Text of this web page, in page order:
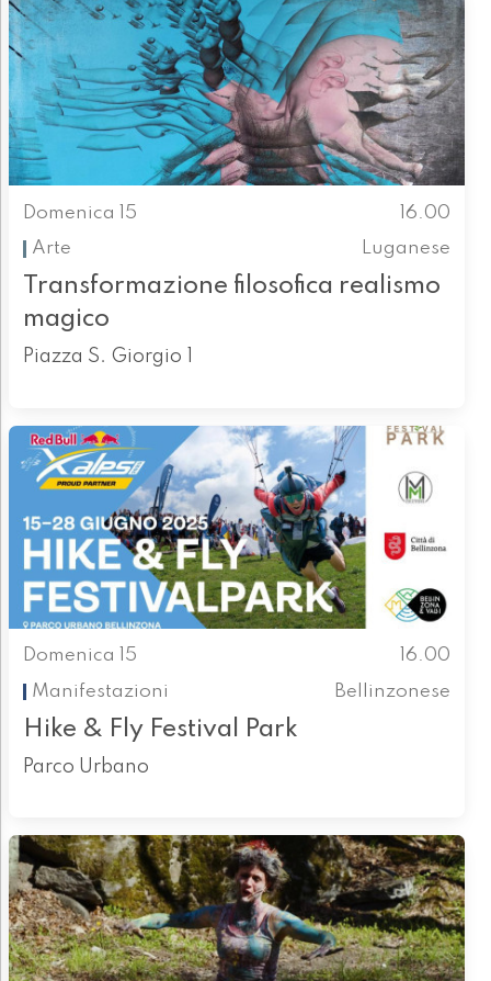
Domenica 15
16.00
Arte
Luganese
Transformazione filosofica realismo
magico
Piazza S. Giorgio 1
Domenica 15
16.00
Manifestazioni
Bellinzonese
Hike & Fly Festival Park
Parco Urbano